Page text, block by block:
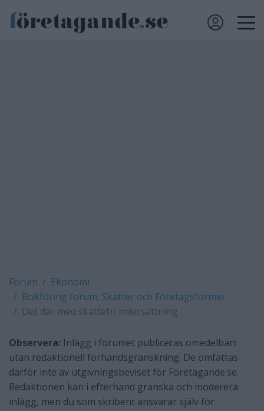
Forum
Ekonomi
Bokföring forum, Skatter och Företagsformer
Det där med skattefri milersättning
Observera: Inlägg i forumet publiceras omedelbart
utan redaktionell förhandsgranskning. De omfattas
därför inte av utgivningsbeviset för Företagande.se.
Redaktionen kan i efterhand granska och moderera
inlägg, men du som skribent ansvarar själv för